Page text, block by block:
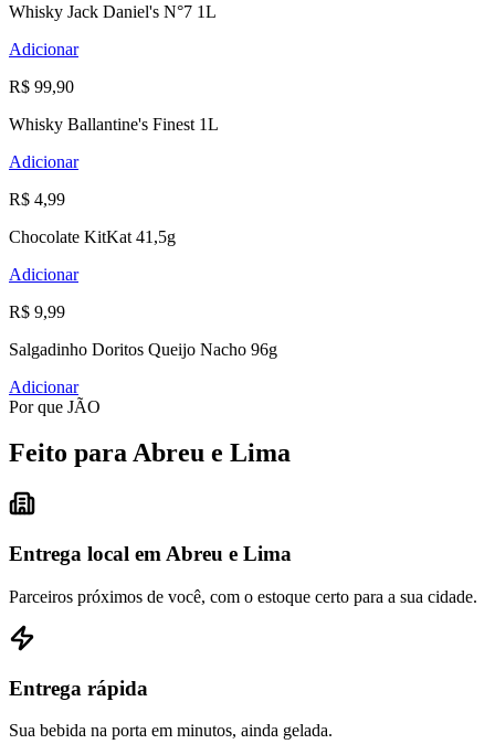
Whisky Jack Daniel's N°7 1L
Adicionar
R$ 99,90
Whisky Ballantine's Finest 1L
Adicionar
R$ 4,99
Chocolate KitKat 41,5g
Adicionar
R$ 9,99
Salgadinho Doritos Queijo Nacho 96g
Adicionar
Por que JÃO
Feito para Abreu e Lima
Entrega local em Abreu e Lima
Parceiros próximos de você, com o estoque certo para a sua cidade.
Entrega rápida
Sua bebida na porta em minutos, ainda gelada.